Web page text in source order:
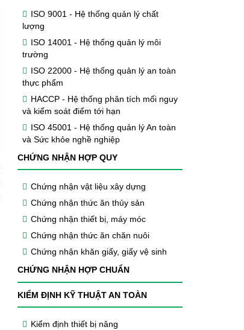
ISO 9001 - Hệ thống quản lý chất
lượng
ISO 14001 - Hệ thống quản lý môi
trường
ISO 22000 - Hệ thống quản lý an toàn
thực phẩm
HACCP - Hệ thống phân tích mối nguy
và kiểm soát điểm tới hạn
ISO 45001 - Hệ thống quản lý An toàn
và Sức khỏe nghề nghiệp
CHỨNG NHẬN HỢP QUY
Chứng nhận vật liệu xây dựng
Chứng nhận thức ăn thủy sản
Chứng nhận thiết bị, máy móc
Chứng nhận thức ăn chăn nuôi
Chứng nhận khăn giấy, giấy vệ sinh
CHỨNG NHẬN HỢP CHUẨN
KIỂM ĐỊNH KỸ THUẬT AN TOÀN
Kiểm định thiết bị nâng